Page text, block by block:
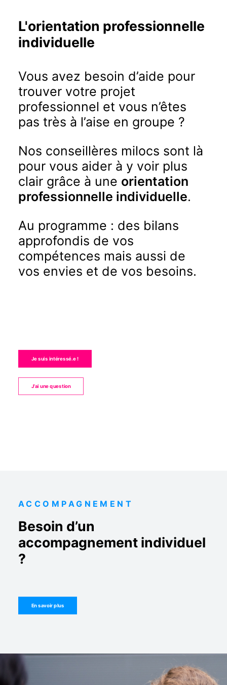
L'orientation professionnelle
individuelle
Vous avez besoin d’aide pour
trouver votre projet
professionnel et vous n’êtes
pas très à l’aise en groupe ?
Nos conseillères milocs sont là
pour vous aider à y voir plus
clair grâce à une orientation
professionnelle individuelle.
Au programme : des bilans
approfondis de vos
compétences mais aussi de
vos envies et de vos besoins.
Je suis intéressé.e !
J’ai une question
ACCOMPAGNEMENT
Besoin d’un
accompagnement individuel
?
En savoir plus